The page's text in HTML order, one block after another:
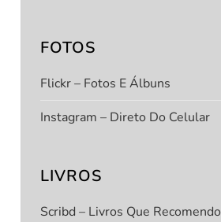
FOTOS
Flickr – Fotos E Álbuns
Instagram – Direto Do Celular
LIVROS
Scribd – Livros Que Recomendo